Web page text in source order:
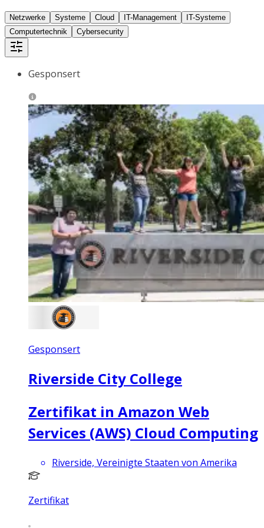
Netzwerke Systeme Cloud IT-Management
IT-Systeme
Computertechnik
Cybersecurity
Gesponsert
Gesponsert
Riverside City College
Zertifikat in Amazon Web
Services (AWS) Cloud Computing
Riverside, Vereinigte Staaten von Amerika
Zertifikat